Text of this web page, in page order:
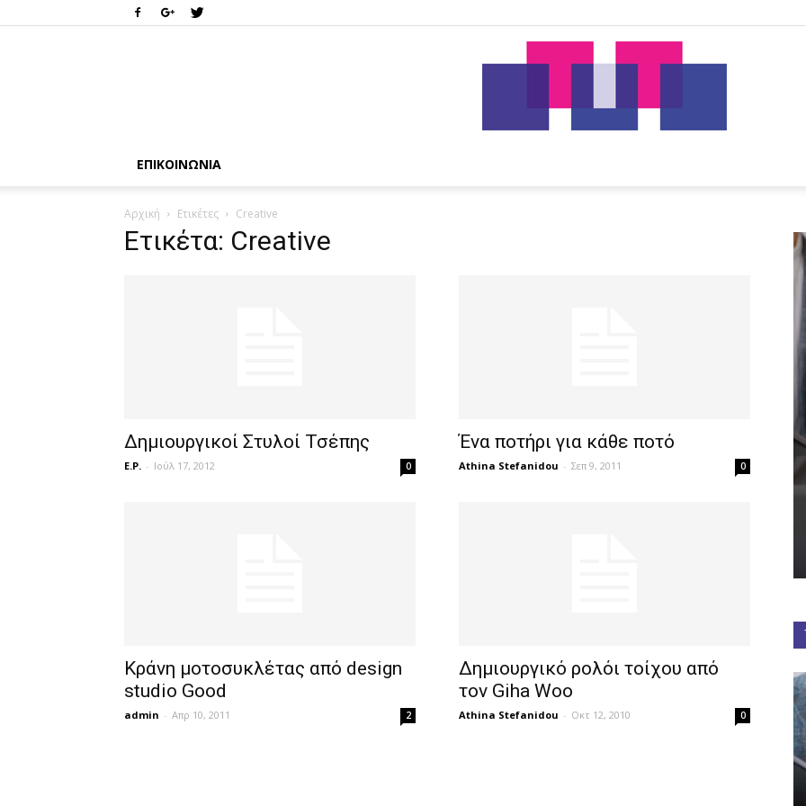
ΕΠΙΚΟΙΝΩΝΊΑ
Αρχική Ετικέτες Creative
Ετικέτα: Creative
Δημιουργικοί Στυλοί Τσέπης
E.P. - Ιούλ 17, 2012 0
Ένα ποτήρι για κάθε ποτό
Athina Stefanidou - Σεπ 9, 2011 0
Κράνη μοτοσυκλέτας από design
studio Good
admin - Απρ 10, 2011 2
Δημιουργικό ρολόι τοίχου από
τον Giha Woo
Athina Stefanidou - Οκτ 12, 2010 0